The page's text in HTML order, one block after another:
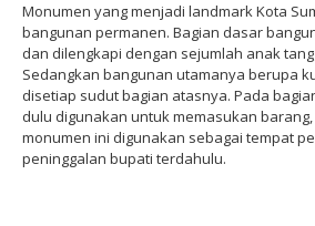
Monumen yang menjadi landmark Kota
bangunan permanen. Bagian dasar
dan dilengkapi dengan sejumlah anak
Sedangkan bangunan utamanya berupa
disetiap sudut bagian atasnya. Pada
dulu digunakan untuk memasukan
monumen ini digunakan sebagai tempat
peninggalan bupati terdahulu.